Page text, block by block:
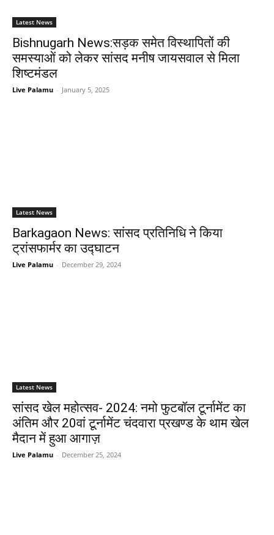
Latest News
Bishnugarh News:सड़क समेत विस्थापितों की
समस्याओं को लेकर सांसद मनीष जायसवाल से मिला
शिष्टमंडल
Live Palamu - January 5, 2025
Latest News
Barkagaon News: सांसद प्रतिनिधि ने किया
ट्रांसफार्मर का उद्घाटन
Live Palamu - December 29, 2024
Latest News
सांसद खेल महोत्सव- 2024: नमो फुटबॉल टूर्नामेंट का
अंतिम और 20वां टूर्नामेंट चंदवारा प्रखण्ड के थाम खेल
मैदान में हुआ आगाज़
Live Palamu - December 25, 2024